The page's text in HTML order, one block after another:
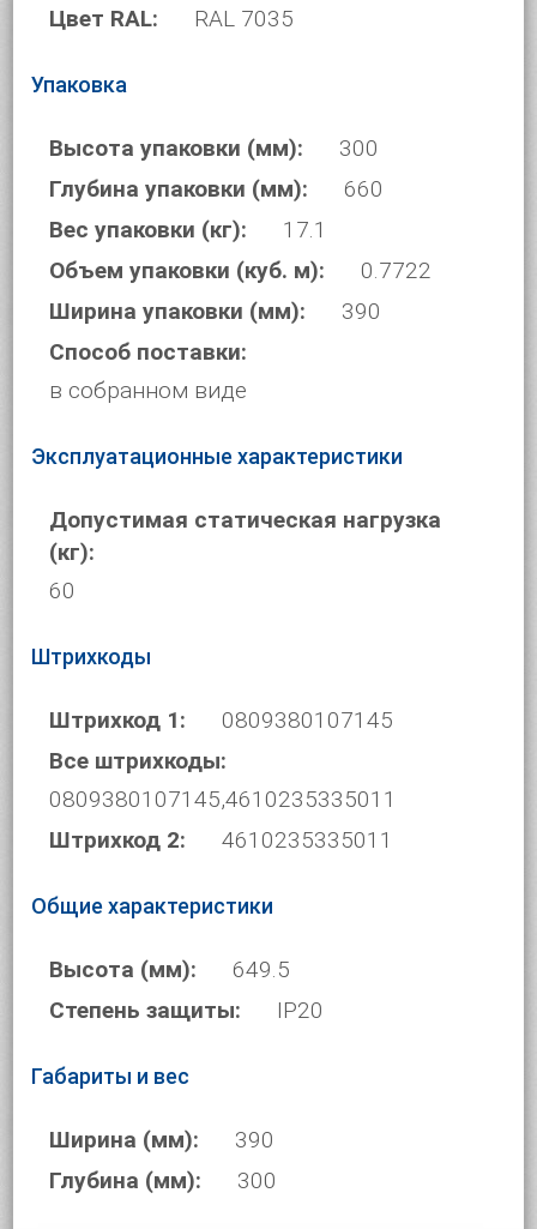
Цвет RAL: RAL 7035
Упаковка
Высота упаковки (мм):
300
Глубина упаковки (мм):
660
Вес упаковки (кг):
17.1
Объем упаковки (куб. м):
0.7722
Ширина упаковки (мм):
390
Способ поставки:
в собранном виде
Эксплуатационные характеристики
Допустимая статическая нагрузка
(кг):
60
Штрихкоды
Штрихкод 1:
0809380107145
Все штрихкоды:
0809380107145,4610235335011
Штрихкод 2:
4610235335011
Общие характеристики
Высота (мм):
649.5
Степень защиты:
IP20
Габариты и вес
Ширина (мм):
390
Глубина (мм):
300